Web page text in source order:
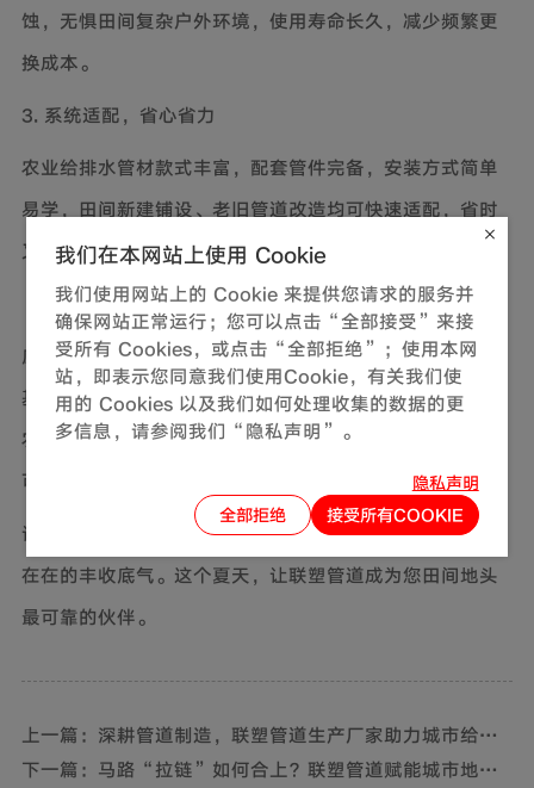
蚀，无惧田间复杂户外环境，使用寿命长久，减少频繁更
换成本。
3. 系统适配，省心省力
农业给排水管材款式丰富，配套管件完备，安装方式简单
易学，田间新建铺设、老旧管道改造均可快速适配，省时
又省力。
应对气候挑战，一套科学、可靠的管道系统是高产稳产的
基石。联塑不仅提供优质联塑灌溉管材，更提供针对不同
农情的系统性解决方案，以”精准匹配、高效节水、耐久
可靠“为核心，守护您的每一分投入。
让我们从一条好管道开始，把珍贵 的水资源，转化为实实
在在的丰收底气。这个夏天，让联塑管道成为您田间地头
最可靠的伙伴。
上一篇：深耕管道制造，联塑管道生产厂家助力城市给排
水建设
下一篇：马路“拉链”如何合上？联塑管道赋能城市地下
我们在本网站上使用 Cookie
我们使用网站上的 Cookie 来提供您请求的服务并
确保网站正常运行；您可以点击“全部接受”来接
受所有 Cookies，或点击“全部拒绝”；使用本网
站，即表示您同意我们使用Cookie，有关我们使
用的 Cookies 以及我们如何处理收集的数据的更
多信息，请参阅我们“隐私声明”。
隐私声明
全部拒绝
接受所有COOKIE